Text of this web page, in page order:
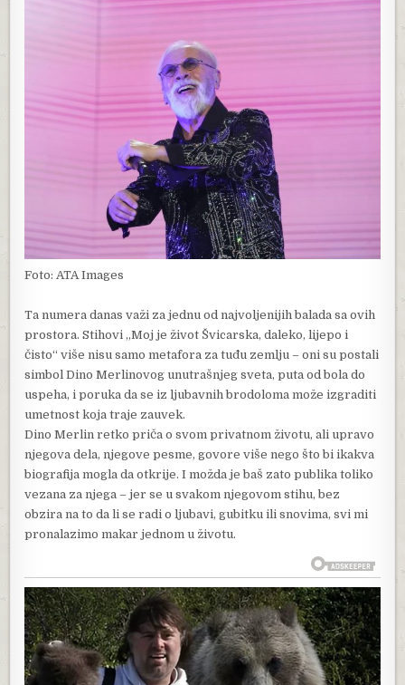
Foto: ATA Images
Ta numera danas važi za jednu od najvoljenijih balada sa ovih
prostora. Stihovi „Moj je život Švicarska, daleko, lijepo i
čisto“ više nisu samo metafora za tuđu zemlju – oni su postali
simbol Dino Merlinovog unutrašnjeg sveta, puta od bola do
uspeha, i poruka da se iz ljubavnih brodoloma može izgraditi
umetnost koja traje zauvek.
Dino Merlin retko priča o svom privatnom životu, ali upravo
njegova dela, njegove pesme, govore više nego što bi ikakva
biografija mogla da otkrije. I možda je baš zato publika toliko
vezana za njega – jer se u svakom njegovom stihu, bez
obzira na to da li se radi o ljubavi, gubitku ili snovima, svi mi
pronalazimo makar jednom u životu.